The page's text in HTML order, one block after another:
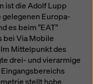
ist die Adolf Lupp
gelegenen Europa-
es beim "EAT"
bei Via Mobile
Mittelpunkt des
drei- und vierarmige
stellt hohe